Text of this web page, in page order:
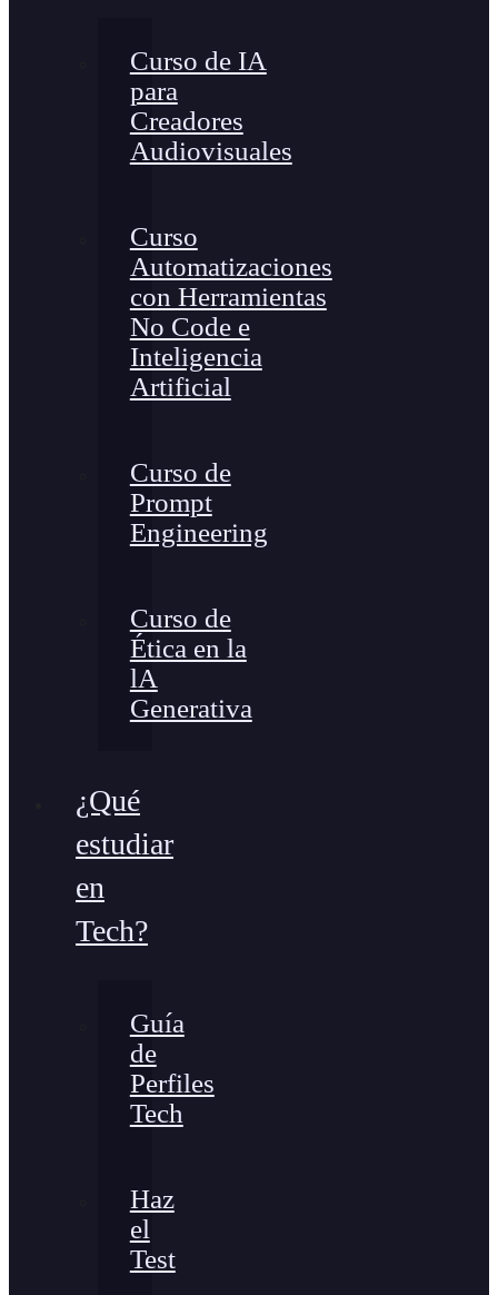
Curso de IA
para
Creadores
Audiovisuales
Curso
Automatizaciones
con Herramientas
No Code e
Inteligencia
Artificial
Curso de
Prompt
Engineering
Curso de
Ética en la
lA
Generativa
¿Qué
estudiar
en
Tech?
Guía
de
Perfiles
Tech
Haz
el
Test